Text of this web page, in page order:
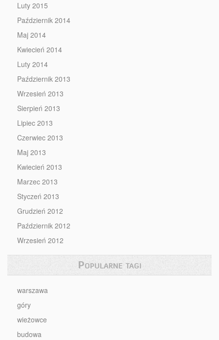
Luty 2015
Październik 2014
Maj 2014
Kwiecień 2014
Luty 2014
Październik 2013
Wrzesień 2013
Sierpień 2013
Lipiec 2013
Czerwiec 2013
Maj 2013
Kwiecień 2013
Marzec 2013
Styczeń 2013
Grudzień 2012
Październik 2012
Wrzesień 2012
Popularne tagi
warszawa
góry
wieżowce
budowa